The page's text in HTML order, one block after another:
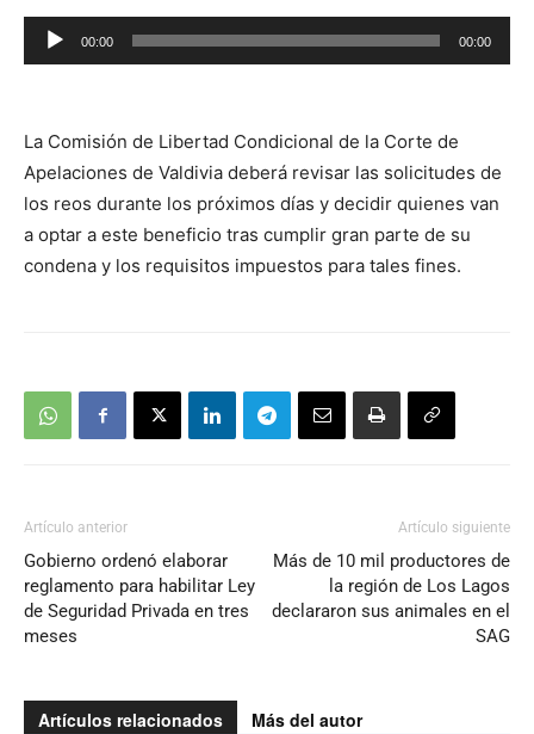
Reproductor
de
00:00 00:00
La Comisión de Libertad Condicional de la Corte de
Apelaciones de Valdivia deberá revisar las solicitudes de
los reos durante los próximos días y decidir quienes van
a optar a este beneficio tras cumplir gran parte de su
condena y los requisitos impuestos para tales fines.
Artículo anterior
Gobierno ordenó elaborar
reglamento para habilitar Ley
de Seguridad Privada en tres
meses
Artículo siguiente
Más de 10 mil productores de
la región de Los Lagos
declararon sus animales en el
SAG
Artículos relacionados Más del autor